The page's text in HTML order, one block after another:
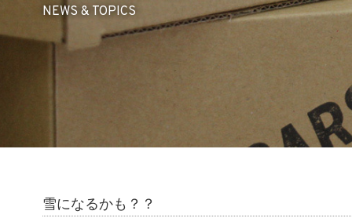
NEWS & TOPICS
雪になるかも？？